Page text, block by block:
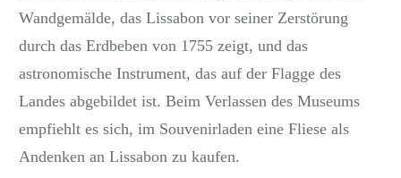
Wandgemälde, das Lissabon vor seiner Zerstörung
durch das Erdbeben von 1755 zeigt, und das
astronomische Instrument, das auf der Flagge des
Landes abgebildet ist. Beim Verlassen des Museums
empfiehlt es sich, im Souvenirladen eine Fliese als
Andenken an Lissabon zu kaufen.